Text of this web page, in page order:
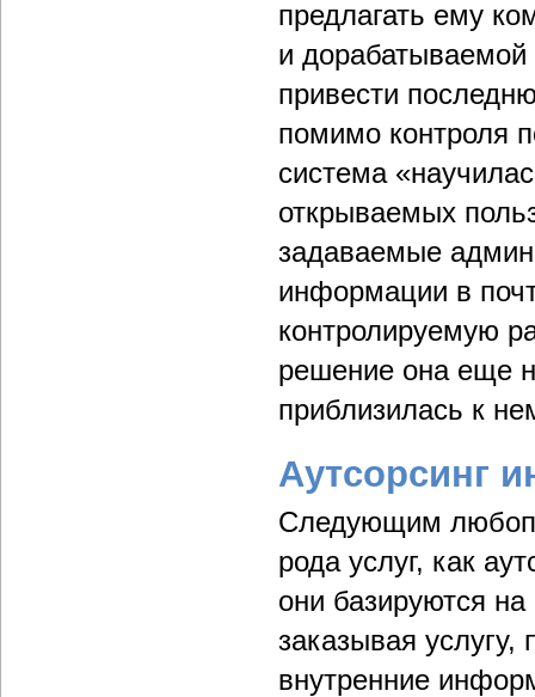
предлагать ему
и
привести
помимо контроля
система
открываемых
задаваемые
информации в
контролируемую
решение она еще
приблизилась к
Аутсорсинг
Следующим
рода услуг, как
они базируются
заказывая
внутренние